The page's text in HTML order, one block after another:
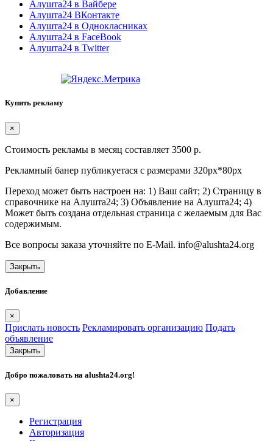
Алушта24 в Вайбере
Алушта24 ВКонтакте
Алушта24 в Однокласниках
Алушта24 в FaceBook
Алушта24 в Twitter
Купить рекламу
×
Стоимость рекламы в месяц составляет 3500 р.
Рекламный банер публикуетася с размерами 320px*80px
Переход может быть настроен на: 1) Ваш сайт; 2) Страницу в
справочнике на Алушта24; 3) Объявление на Алушта24; 4)
Может быть создана отдельная страница с желаемым для Вас
содержимым.
Все вопросы заказа уточняйте по E-Mail. info@alushta24.org
Закрыть
Добавление
×
Прислать новость Рекламировать организацию Подать
объявление
Закрыть
Добро пожаловать на alushta24.org!
×
Регистрация
Авторизация